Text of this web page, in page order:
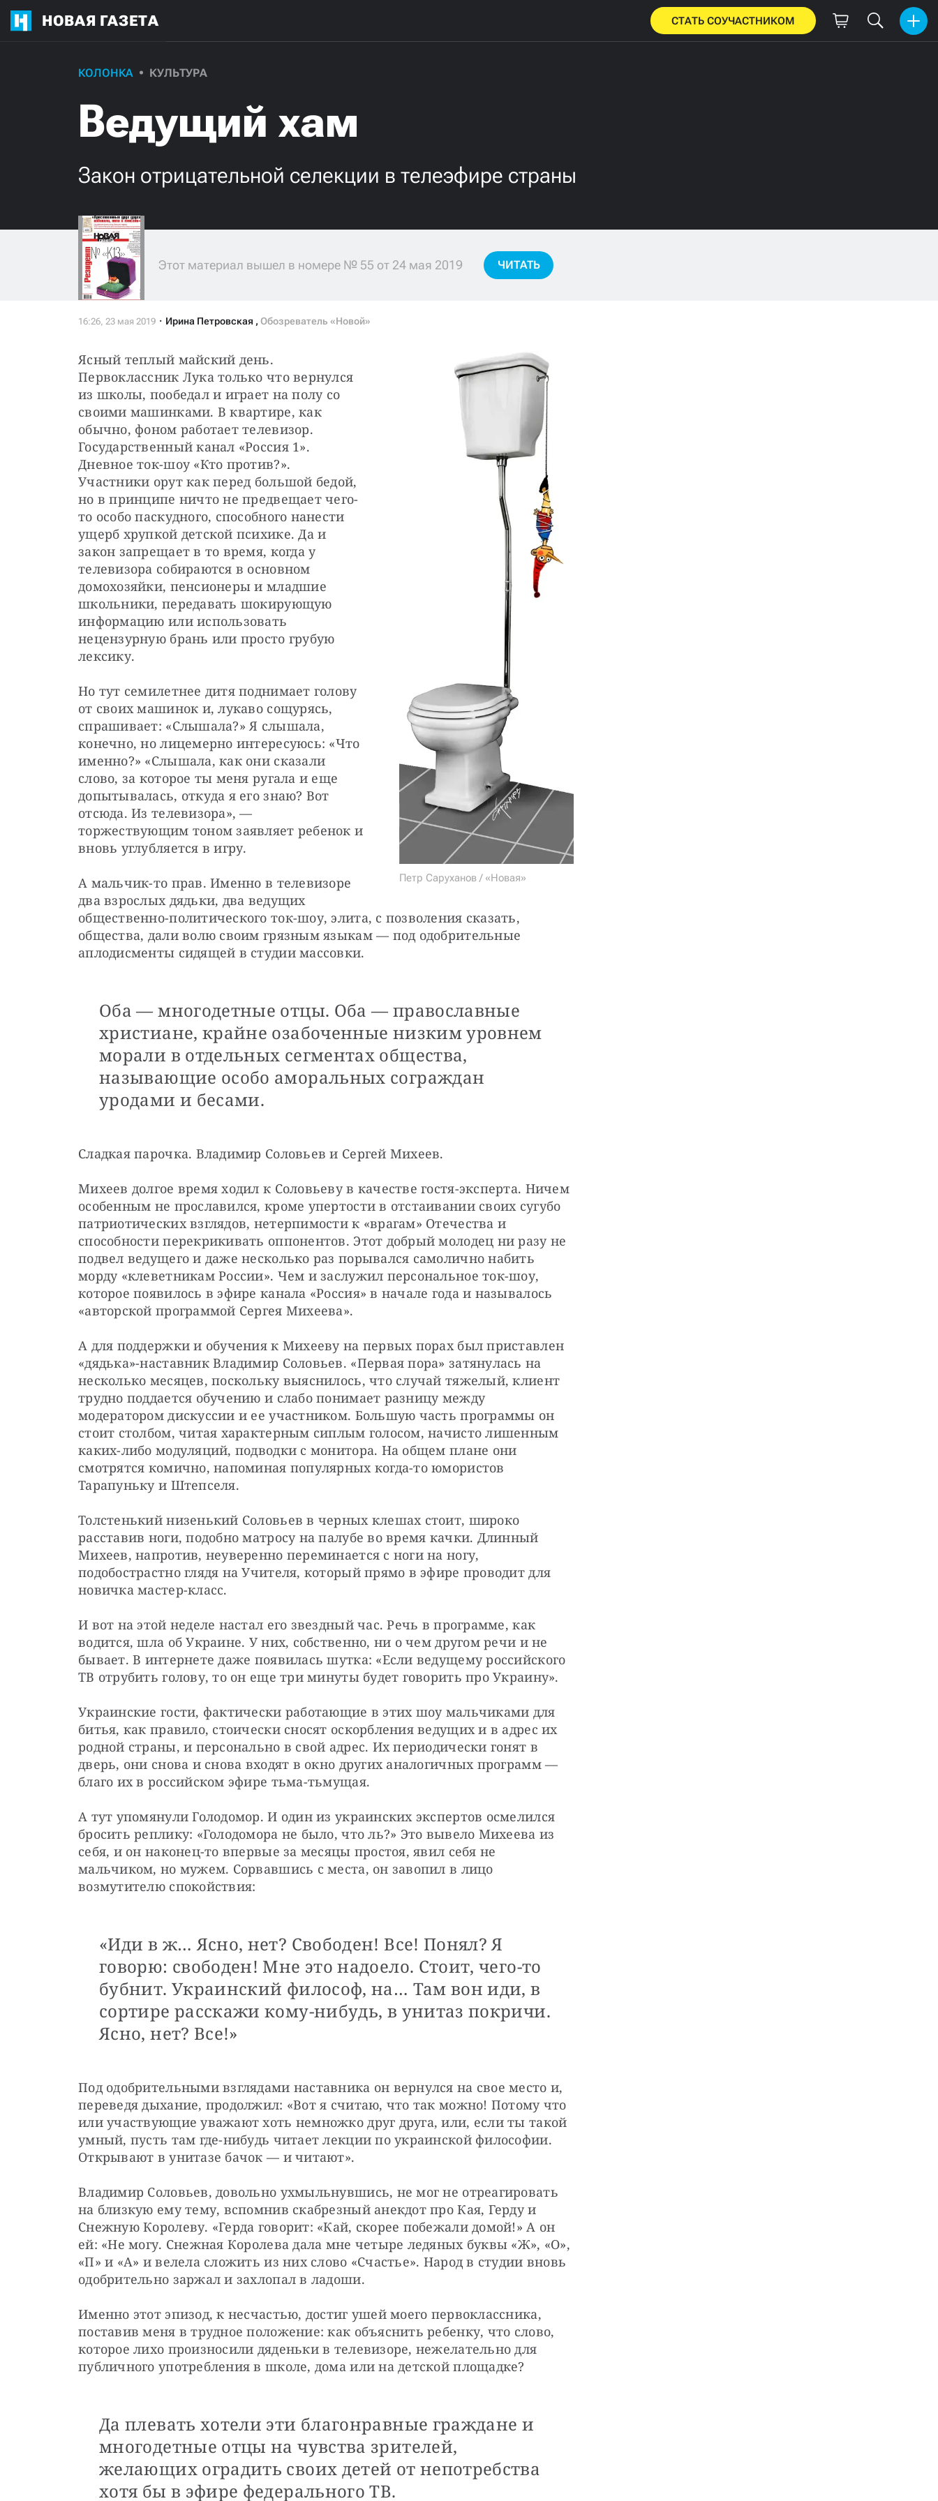
НОВАЯ ГАЗЕТА СТАТЬ СОУЧАСТНИКОМ
КОЛОНКА КУЛЬТУРА
Ведущий хам
Закон отрицательной селекции в телеэфире страны
Этот материал вышел в номере № 55 от 24 мая 2019 ЧИТАТЬ
Ирина Петровская , Обозреватель «Новой»
Петр Саруханов / «Новая»
Ясный теплый майский день.
Первоклассник Лука только что вернулся
из школы, пообедал и играет на полу со
своими машинками. В квартире, как
обычно, фоном работает телевизор.
Государственный канал «Россия 1».
Дневное ток-шоу «Кто против?».
Участники орут как перед большой бедой,
но в принципе ничто не предвещает чего-
то особо паскудного, способного нанести
ущерб хрупкой детской психике. Да и
закон запрещает в то время, когда у
телевизора собираются в основном
домохозяйки, пенсионеры и младшие
школьники, передавать шокирующую
информацию или использовать
нецензурную брань или просто грубую
лексику.
Но тут семилетнее дитя поднимает голову
от своих машинок и, лукаво сощурясь,
спрашивает: «Слышала?» Я слышала,
конечно, но лицемерно интересуюсь: «Что
именно?» «Слышала, как они сказали
слово, за которое ты меня ругала и еще
допытывалась, откуда я его знаю? Вот
отсюда. Из телевизора», —
торжествующим тоном заявляет ребенок и
вновь углубляется в игру.
А мальчик-то прав. Именно в телевизоре
два взрослых дядьки, два ведущих
общественно-политического ток-шоу, элита, с позволения сказать,
общества, дали волю своим грязным языкам — под одобрительные
аплодисменты сидящей в студии массовки.
Оба — многодетные отцы. Оба — православные
христиане, крайне озабоченные низким уровнем
морали в отдельных сегментах общества,
называющие особо аморальных сограждан
уродами и бесами.
Сладкая парочка. Владимир Соловьев и Сергей Михеев.
Михеев долгое время ходил к Соловьеву в качестве гостя-эксперта. Ничем
особенным не прославился, кроме упертости в отстаивании своих сугубо
патриотических взглядов, нетерпимости к «врагам» Отечества и
способности перекрикивать оппонентов. Этот добрый молодец ни разу не
подвел ведущего и даже несколько раз порывался самолично набить
морду «клеветникам России». Чем и заслужил персональное ток-шоу,
которое появилось в эфире канала «Россия» в начале года и называлось
«авторской программой Сергея Михеева».
А для поддержки и обучения к Михееву на первых порах был приставлен
«дядька»-наставник Владимир Соловьев. «Первая пора» затянулась на
несколько месяцев, поскольку выяснилось, что случай тяжелый, клиент
трудно поддается обучению и слабо понимает разницу между
модератором дискуссии и ее участником. Большую часть программы он
стоит столбом, читая характерным сиплым голосом, начисто лишенным
каких-либо модуляций, подводки с монитора. На общем плане они
смотрятся комично, напоминая популярных когда-то юмористов
Тарапуньку и Штепселя.
Толстенький низенький Соловьев в черных клешах стоит, широко
расставив ноги, подобно матросу на палубе во время качки. Длинный
Михеев, напротив, неуверенно переминается с ноги на ногу,
подобострастно глядя на Учителя, который прямо в эфире проводит для
новичка мастер-класс.
И вот на этой неделе настал его звездный час. Речь в программе, как
водится, шла об Украине. У них, собственно, ни о чем другом речи и не
бывает. В интернете даже появилась шутка: «Если ведущему российского
ТВ отрубить голову, то он еще три минуты будет говорить про Украину».
Украинские гости, фактически работающие в этих шоу мальчиками для
битья, как правило, стоически сносят оскорбления ведущих и в адрес их
родной страны, и персонально в свой адрес. Их периодически гонят в
дверь, они снова и снова входят в окно других аналогичных программ —
благо их в российском эфире тьма-тьмущая.
А тут упомянули Голодомор. И один из украинских экспертов осмелился
бросить реплику: «Голодомора не было, что ль?» Это вывело Михеева из
себя, и он наконец-то впервые за месяцы простоя, явил себя не
мальчиком, но мужем. Сорвавшись с места, он завопил в лицо
возмутителю спокойствия:
«Иди в ж… Ясно, нет? Свободен! Все! Понял? Я
говорю: свободен! Мне это надоело. Стоит, чего-то
бубнит. Украинский философ, на… Там вон иди, в
сортире расскажи кому-нибудь, в унитаз покричи.
Ясно, нет? Все!»
Под одобрительными взглядами наставника он вернулся на свое место и,
переведя дыхание, продолжил: «Вот я считаю, что так можно! Потому что
или участвующие уважают хоть немножко друг друга, или, если ты такой
умный, пусть там где-нибудь читает лекции по украинской философии.
Открывают в унитазе бачок — и читают».
Владимир Соловьев, довольно ухмыльнувшись, не мог не отреагировать
на близкую ему тему, вспомнив скабрезный анекдот про Кая, Герду и
Снежную Королеву. «Герда говорит: «Кай, скорее побежали домой!» А он
ей: «Не могу. Снежная Королева дала мне четыре ледяных буквы «Ж», «О»,
«П» и «А» и велела сложить из них слово «Счастье». Народ в студии вновь
одобрительно заржал и захлопал в ладоши.
Именно этот эпизод, к несчастью, достиг ушей моего первоклассника,
поставив меня в трудное положение: как объяснить ребенку, что слово,
которое лихо произносили дяденьки в телевизоре, нежелательно для
публичного употребления в школе, дома или на детской площадке?
Да плевать хотели эти благонравные граждане и
многодетные отцы на чувства зрителей,
желающих оградить своих детей от непотребства
хотя бы в эфире федерального ТВ.